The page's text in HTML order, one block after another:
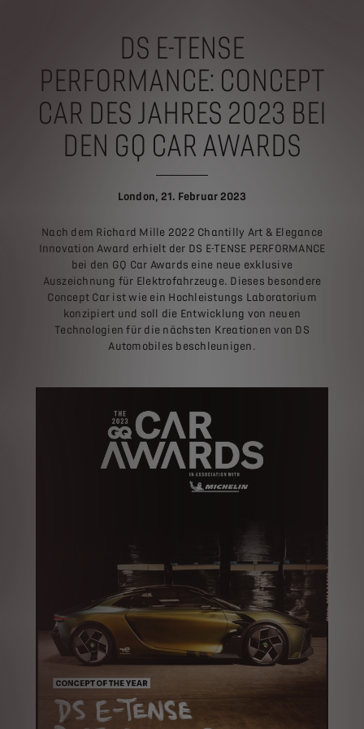
DS E-TENSE
PERFORMANCE: CONCEPT
CAR DES JAHRES 2023 BEI
DEN GQ CAR AWARDS
London, 21. Februar 2023
Nach dem Richard Mille 2022 Chantilly Art & Elegance
Innovation Award erhielt der DS E-TENSE PERFORMANCE
bei den GQ Car Awards eine neue exklusive
Auszeichnung für Elektrofahrzeuge. Dieses besondere
Concept Car ist wie ein Hochleistungs Laboratorium
konzipiert und soll die Entwicklung von neuen
Technologien für die nächsten Kreationen von DS
Automobiles beschleunigen.